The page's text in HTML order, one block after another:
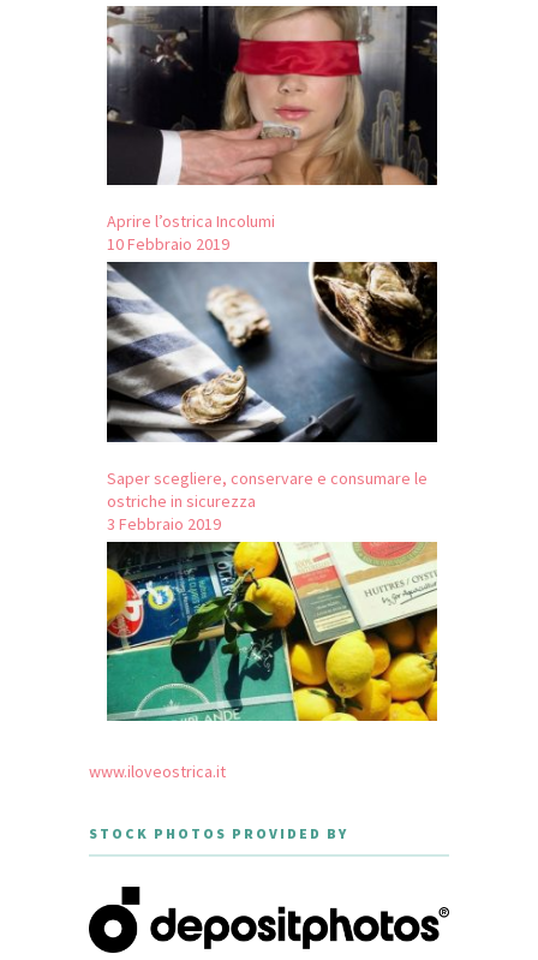
Aprire l’ostrica Incolumi
10 Febbraio 2019
Saper scegliere, conservare e consumare le
ostriche in sicurezza
3 Febbraio 2019
www.iloveostrica.it
STOCK PHOTOS PROVIDED BY